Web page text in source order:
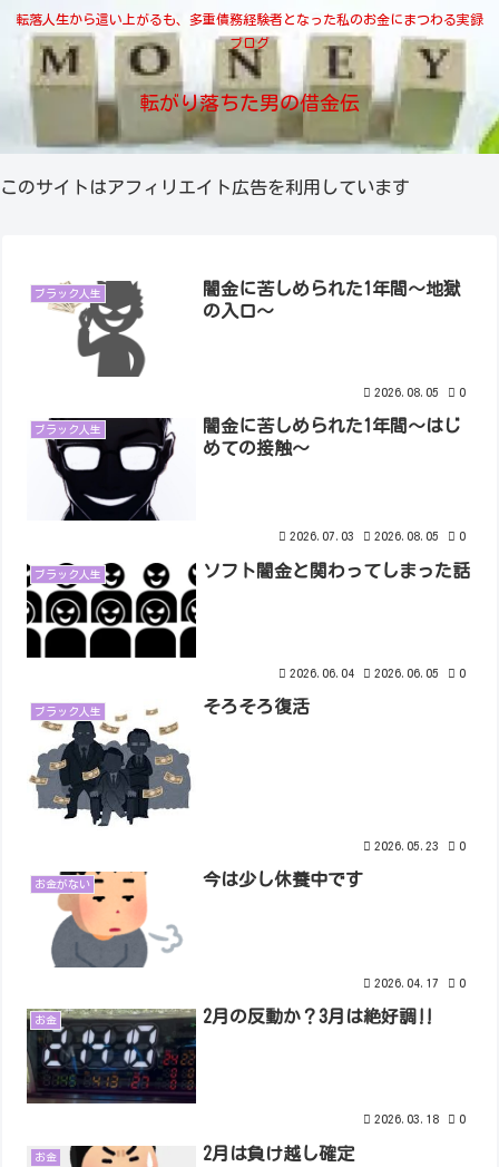
転落人生から這い上がるも、多重債務経験者となった私のお金にまつわる実録
ブログ
転がり落ちた男の借金伝
このサイトはアフィリエイト広告を利用しています
ブラック人生
闇金に苦しめられた1年間～地獄
の入口～
2026.08.05 0
ブラック人生
闇金に苦しめられた1年間～はじ
めての接触～
2026.07.03 2026.08.05 0
ブラック人生 ソフト闇金と関わってしまった話
2026.06.04 2026.06.05 0
ブラック人生 そろそろ復活
2026.05.23 0
お金がない 今は少し休養中です
2026.04.17 0
お金 2月の反動か？3月は絶好調‼︎
2026.03.18 0
お金 2月は負け越し確定